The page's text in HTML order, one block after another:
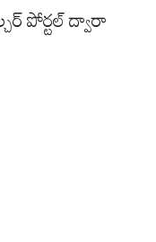
పోర్టల్ ద్వారా